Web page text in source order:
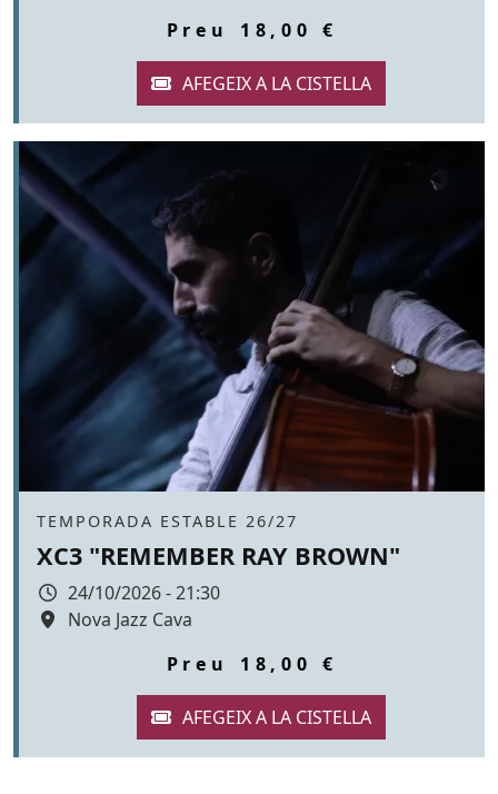
Preu 18,00 €
Àmbit
TEMPORADA ESTABLE 26/27
XC3 "REMEMBER RAY BROWN"
Data
24/10/2026 - 21:30
Espai
Nova Jazz Cava
Preu 18,00 €